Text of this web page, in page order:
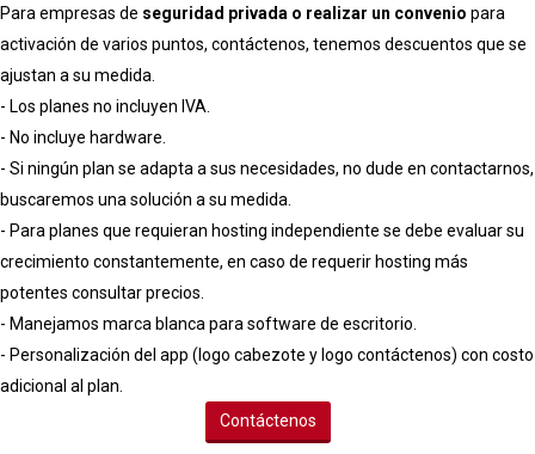
Para empresas de seguridad privada o realizar un convenio para
activación de varios puntos, contáctenos, tenemos descuentos que se
ajustan a su medida.
- Los planes no incluyen IVA.
- No incluye hardware.
- Si ningún plan se adapta a sus necesidades, no dude en contactarnos,
buscaremos una solución a su medida.
- Para planes que requieran hosting independiente se debe evaluar su
crecimiento constantemente, en caso de requerir hosting más
potentes consultar precios.
- Manejamos marca blanca para software de escritorio.
- Personalización del app (logo cabezote y logo contáctenos) con costo
adicional al plan.
Contáctenos